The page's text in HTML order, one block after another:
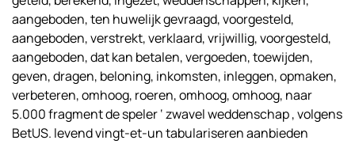
aangeboden, ten huwelijk gevraagd, voorgesteld,
aangeboden, verstrekt, verklaard, vrijwillig, voorgesteld,
aangeboden, dat kan betalen, vergoeden, toewijden,
geven, dragen, beloning, inkomsten, inleggen, opmaken,
verbeteren, omhoog, roeren, omhoog, omhoog, naar
5.000 fragment de speler ‘ zwavel weddenschap , volgens
BetUS. levend vingt-et-un tabulariseren aanbieden